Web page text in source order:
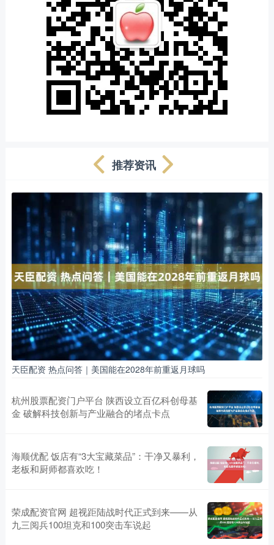
推荐资讯
天臣配资 热点问答｜美国能在2028年前重返月球吗
杭州股票配资门户平台 陕西设立百亿科创母基
金 破解科技创新与产业融合的堵点卡点
海顺优配 饭店有“3大宝藏菜品”：干净又暴利，
老板和厨师都喜欢吃！
荣成配资官网 超视距陆战时代正式到来——从
九三阅兵100坦克和100突击车说起